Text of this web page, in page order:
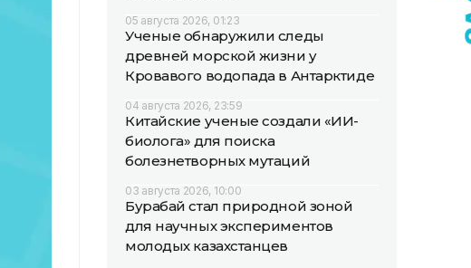
05 августа 2026, 01:23
Ученые обнаружили следы
древней морской жизни у
Кровавого водопада в Антарктиде
04 августа 2026, 23:59
Китайские ученые создали «ИИ-
биолога» для поиска
болезнетворных мутаций
03 августа 2026, 10:00
Бурабай стал природной зоной
для научных экспериментов
молодых казахстанцев